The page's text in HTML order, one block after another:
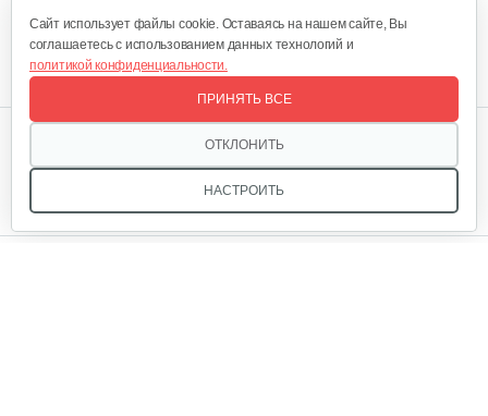
Cайт использует файлы cookie. Оставаясь на нашем сайте, Вы
соглашаетесь с использованием данных технологий и
политикой конфиденциальности.
НАСТРОИТЬ
ОТКЛОНИТЬ
ПРИНЯТЬ ВСЕ